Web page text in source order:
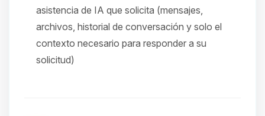
asistencia de IA que solicita (mensajes,
archivos, historial de conversación y solo el
contexto necesario para responder a su
solicitud)